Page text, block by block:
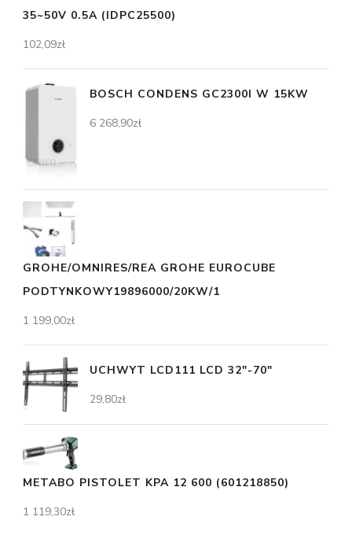
35~50V 0.5A (IDPC25500)
102,09zł
BOSCH CONDENS GC2300I W 15KW
6 268,90zł
GROHE/OMNIRES/REA GROHE EUROCUBE
PODTYNKOWY19896000/20KW/1
1 199,00zł
UCHWYT LCD111 LCD 32"-70"
29,80zł
METABO PISTOLET KPA 12 600 (601218850)
1 119,30zł